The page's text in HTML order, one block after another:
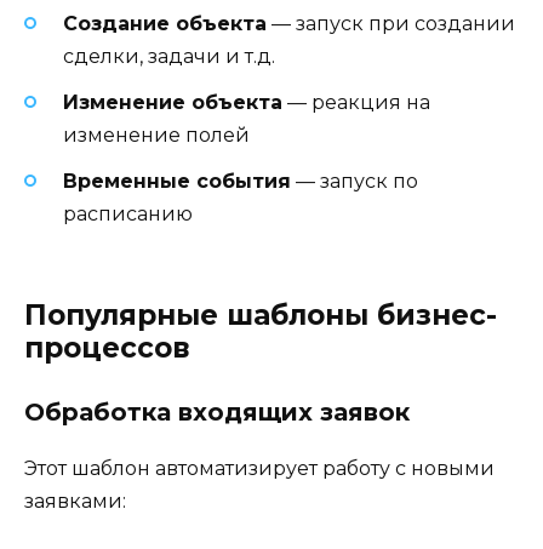
Создание объекта — запуск при создании
сделки, задачи и т.д.
Изменение объекта — реакция на
изменение полей
Временные события — запуск по
расписанию
Популярные шаблоны бизнес-
процессов
Обработка входящих заявок
Этот шаблон автоматизирует работу с новыми
заявками: